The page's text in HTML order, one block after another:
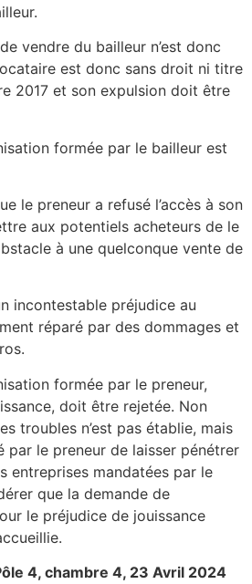
vendre du bailleur n’est donc
est donc sans droit ni titre
2017 et son expulsion doit être
formée par le bailleur est
le preneur a refusé l’accès à son
aux potentiels acheteurs de le
à une quelconque vente de
incontestable préjudice au
réparé par des dommages et
formée par le preneur,
doit être rejetée. Non
troubles n’est pas établie, mais
par le preneur de laisser pénétrer
entreprises mandatées par le
que la demande de
le préjudice de jouissance
4, chambre 4, 23 Avril 2024